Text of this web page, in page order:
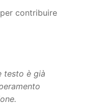
contribuire
testo è già